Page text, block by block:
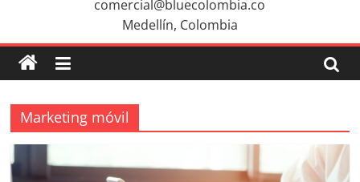
Marketing
Colombia
|
Revistas
comercial@bluecolombia.co
Medellín, Colombia
Marketing móvil